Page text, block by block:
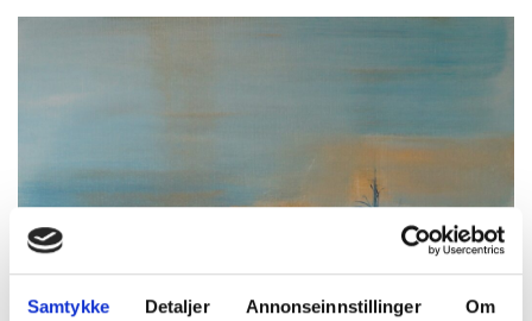
Samtykke Detaljer Annonseinnstillinger Om